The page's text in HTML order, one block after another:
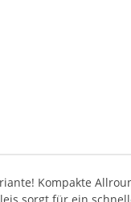
Kompakte